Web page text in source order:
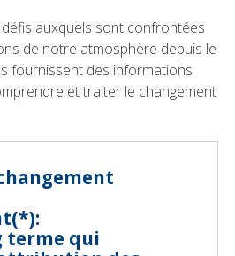
auxquels sont confrontées
de notre atmosphère depuis le
fournissent des informations
et traiter le changement
terme qui